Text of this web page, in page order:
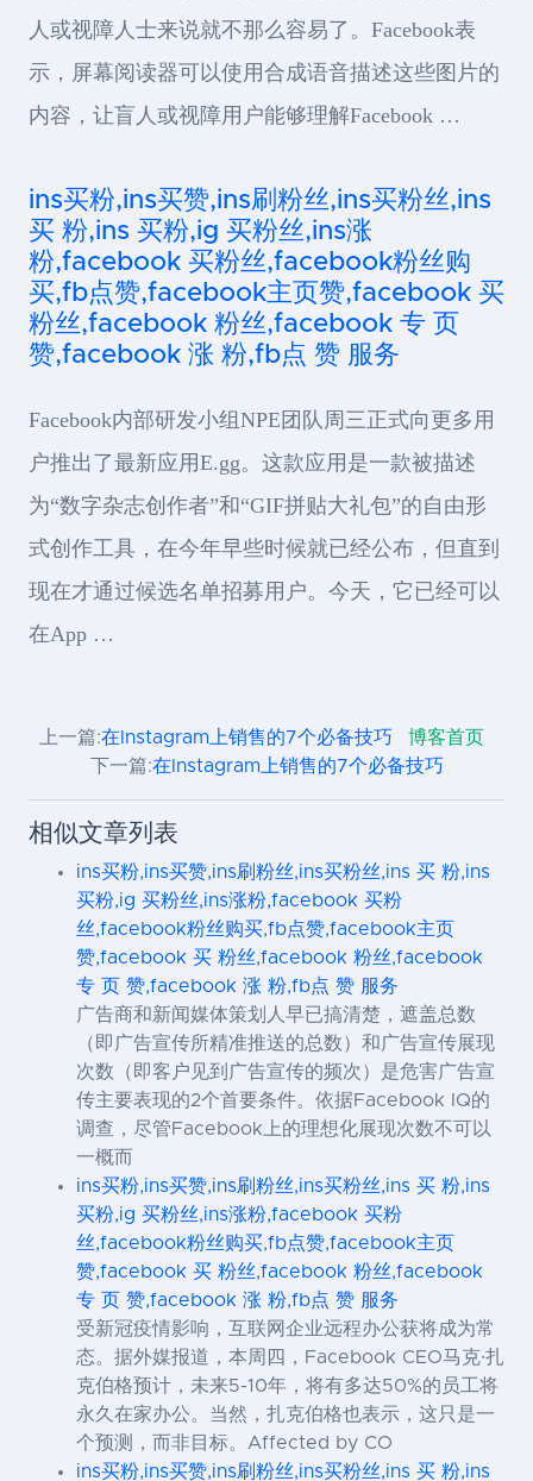
人或视障人士来说就不那么容易了。Facebook表
示，屏幕阅读器可以使用合成语音描述这些图片的
内容，让盲人或视障用户能够理解Facebook …
ins买粉,ins买赞,ins刷粉丝,ins买粉丝,ins
买 粉,ins 买粉,ig 买粉丝,ins涨
粉,facebook 买粉丝,facebook粉丝购
买,fb点赞,facebook主页赞,facebook 买
粉丝,facebook 粉丝,facebook 专 页
赞,facebook 涨 粉,fb点 赞 服务
Facebook内部研发小组NPE团队周三正式向更多用
户推出了最新应用E.gg。这款应用是一款被描述
为“数字杂志创作者”和“GIF拼贴大礼包”的自由形
式创作工具，在今年早些时候就已经公布，但直到
现在才通过候选名单招募用户。今天，它已经可以
在App …
上一篇:在Instagram上销售的7个必备技巧
博客首页
下一篇:在Instagram上销售的7个必备技巧
相似文章列表
ins买粉,ins买赞,ins刷粉丝,ins买粉丝,ins 买 粉,ins
买粉,ig 买粉丝,ins涨粉,facebook 买粉
丝,facebook粉丝购买,fb点赞,facebook主页
赞,facebook 买 粉丝,facebook 粉丝,facebook
专 页 赞,facebook 涨 粉,fb点 赞 服务
广告商和新闻媒体策划人早已搞清楚，遮盖总数
（即广告宣传所精准推送的总数）和广告宣传展现
次数（即客户见到广告宣传的频次）是危害广告宣
传主要表现的2个首要条件。依据Facebook IQ的
调查，尽管Facebook上的理想化展现次数不可以
一概而
ins买粉,ins买赞,ins刷粉丝,ins买粉丝,ins 买 粉,ins
买粉,ig 买粉丝,ins涨粉,facebook 买粉
丝,facebook粉丝购买,fb点赞,facebook主页
赞,facebook 买 粉丝,facebook 粉丝,facebook
专 页 赞,facebook 涨 粉,fb点 赞 服务
受新冠疫情影响，互联网企业远程办公获将成为常
态。据外媒报道，本周四，Facebook CEO马克·扎
克伯格预计，未来5-10年，将有多达50%的员工将
永久在家办公。当然，扎克伯格也表示，这只是一
个预测，而非目标。Affected by CO
ins买粉,ins买赞,ins刷粉丝,ins买粉丝,ins 买 粉,ins